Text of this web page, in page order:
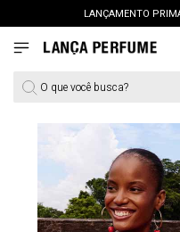
LANÇAMENTO
FRETE GRÁTIS | a
OUTLET: Até 65%
O que você busca?